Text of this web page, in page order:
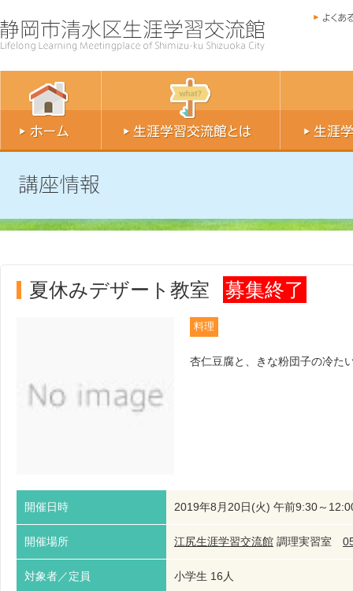
夏休みデザート教室 募集終了
料理
杏仁豆腐と、きな粉団子の冷た
開催日時 2019年8月20日(火) 午前9:30～
開催場所 江尻生涯学習交流館 調理実習室
対象者／定員 小学生 16人